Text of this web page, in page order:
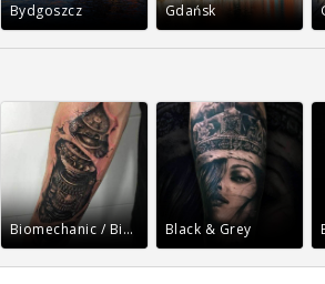
Bydgoszcz Gdańsk
Biomechanic / Bio-organic Black & Grey